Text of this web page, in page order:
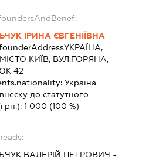
ІРИНА ЄВГЕНІЇВНА
УКРАЇНА,
КИЇВ, ВУЛ.ГОРЯНА,
42
Україна
до статутного
1 000 (100 %)
ВАЛЕРІЙ ПЕТРОВИЧ -